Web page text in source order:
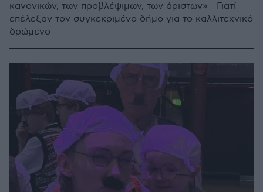
κανονικών, των προβλέψιμων, των άριστων» - Γιατί
επέλεξαν τον συγκεκριμένο δήμο για το καλλιτεχνικό
δρώμενο